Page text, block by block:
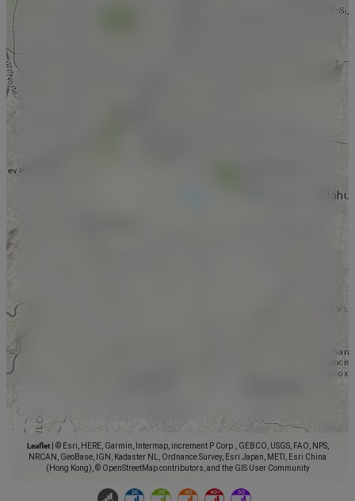
Leaflet
© Esri, HERE, Garmin, Intermap, increment P Corp., GEBCO, USGS, FAO, NPS,
NRCAN, GeoBase, IGN, Kadaster NL, Ordnance Survey, Esri Japan, METI, Esri China
(Hong Kong), © OpenStreetMap contributors, and the GIS User Community